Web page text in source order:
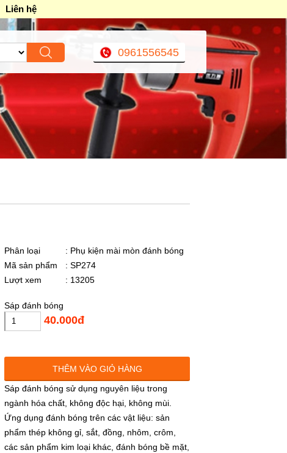
Liên hệ
0961556545
Phân loại
: Phụ kiện mài mòn đánh bóng
Mã sản phẩm
: SP274
Lượt xem
: 13205
Sáp đánh bóng
40.000đ
THÊM VÀO GIỎ HÀNG
Sáp đánh bóng sử dụng nguyên liệu trong
ngành hóa chất, không độc hại, không mùi.
Ứng dụng đánh bóng trên các vật liệu: sản
phẩm thép không gỉ, sắt, đồng, nhôm, crôm,
các sản phẩm kim loại khác, đánh bóng bề mặt,